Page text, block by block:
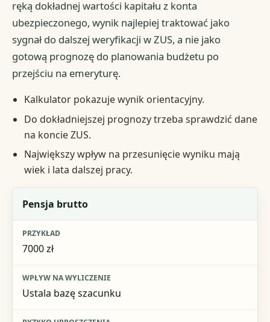
ręką dokładnej wartości kapitału z konta
ubezpieczonego, wynik najlepiej traktować jako
sygnał do dalszej weryfikacji w ZUS, a nie jako
gotową prognozę do planowania budżetu po
przejściu na emeryturę.
Kalkulator pokazuje wynik orientacyjny.
Do dokładniejszej prognozy trzeba sprawdzić dane
na koncie ZUS.
Największy wpływ na przesunięcie wyniku mają
wiek i lata dalszej pracy.
Dane wejściowe
Przykład
Pensja brutto
7000 zł
Ustala bazę szacunku